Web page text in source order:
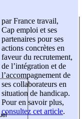
par France travail,
Cap emploi et ses
partenaires pour ses
actions concrètes en
faveur du recrutement,
de l’intégration et de
l’accompagnement de
ses collaborateurs en
situation de handicap.
Pour en savoir plus,
consultez cet article.